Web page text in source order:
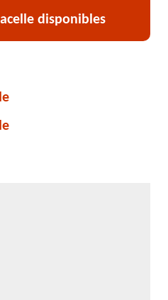
disponibles